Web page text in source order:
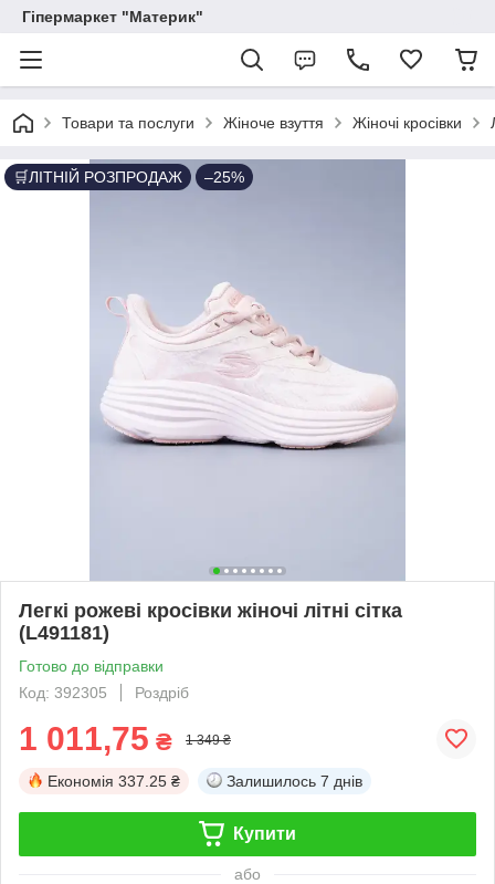
Гіпермаркет "Материк"
Товари та послуги Жіноче взуття Жіночі кросівки
🛒ЛІТНІЙ РОЗПРОДАЖ –25%
Легкі рожеві кросівки жіночі літні сітка
(L491181)
Готово до відправки
Код: 392305
Роздріб
1 011,75 ₴ 1 349 ₴
Економія 337.25 ₴ Залишилось 7 днів
Купити
або